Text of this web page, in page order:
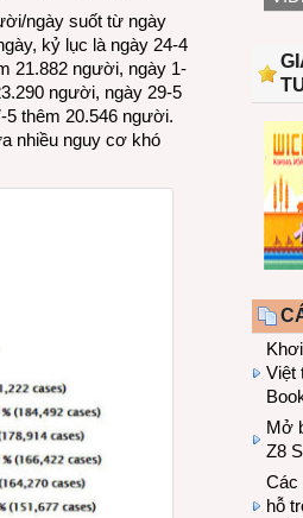
ngày suốt từ ngày
kỷ lục là ngày 24-4
21.882 người, ngày 1-
người, ngày 29-5
thêm 20.546 người.
nhiều nguy cơ khó
Việt
Mở
Z8
Các
hỗ